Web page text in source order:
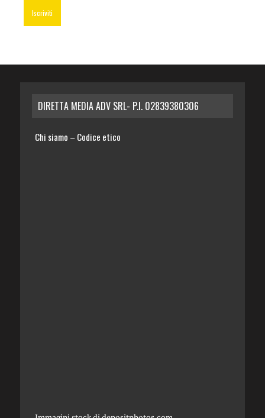
DIRETTA MEDIA ADV SRL- P.I. 02839380306
Chi siamo – Codice etico